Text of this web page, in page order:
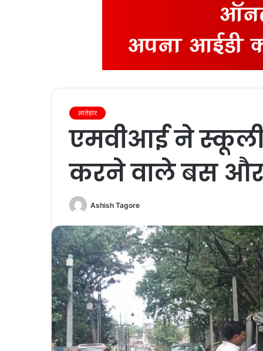
लातेहार
एमवीआई ने स्‍कूली
करने वाले बस
Ashish Tagore